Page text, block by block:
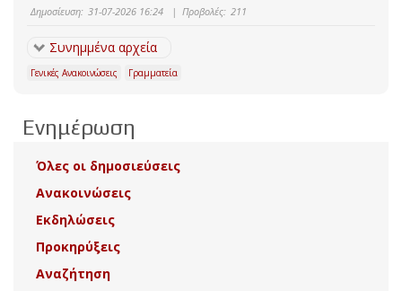
Δημοσίευση: 31-07-2026 16:24 | Προβολές: 211
Συνημμένα αρχεία
Γενικές Ανακοινώσεις Γραμματεία
Ενημέρωση
Όλες οι δημοσιεύσεις
Ανακοινώσεις
Εκδηλώσεις
Προκηρύξεις
Αναζήτηση